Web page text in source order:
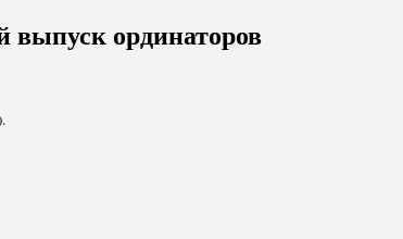
выпуск ординаторов